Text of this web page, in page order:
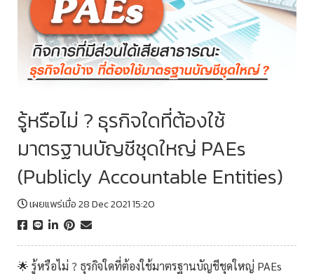
รู้หรือไม่ ? ธุรกิจใดที่ต้องใช้
มาตรฐานบัญชีชุดใหญ่ PAEs
(Publicly Accountable Entities)
เผยแพร่เมื่อ 28 Dec 2021 15:20
🌟 รู้หรือไม่ ? ธุรกิจใดที่ต้องใช้มาตรฐานบัญชีชุดใหญ่ PAEs